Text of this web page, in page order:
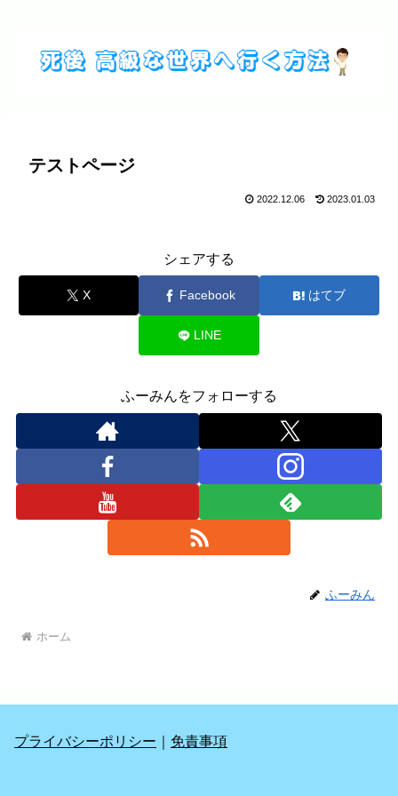
テストページ
2022.12.06 2023.01.03
シェアする
X Facebook はてブ
LINE
ふーみんをフォローする
ふーみん
ホーム
プライバシーポリシー 免責事項